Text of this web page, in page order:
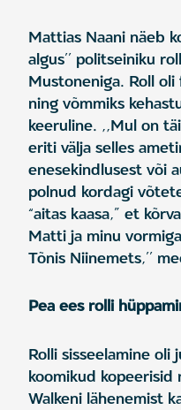
Mattias Naani näeb
algus’’ politseiniku
Mustoneniga. Roll
ning võmmiks
keeruline. ,,Mul on
eriti välja selles
enesekindlusest või
polnud kordagi
“aitas kaasa,” et
Matti ja minu
Tõnis Niinemets,’’
Pea ees rolli
Rolli sisseelamine oli
koomikud
Walkeni lähenemist